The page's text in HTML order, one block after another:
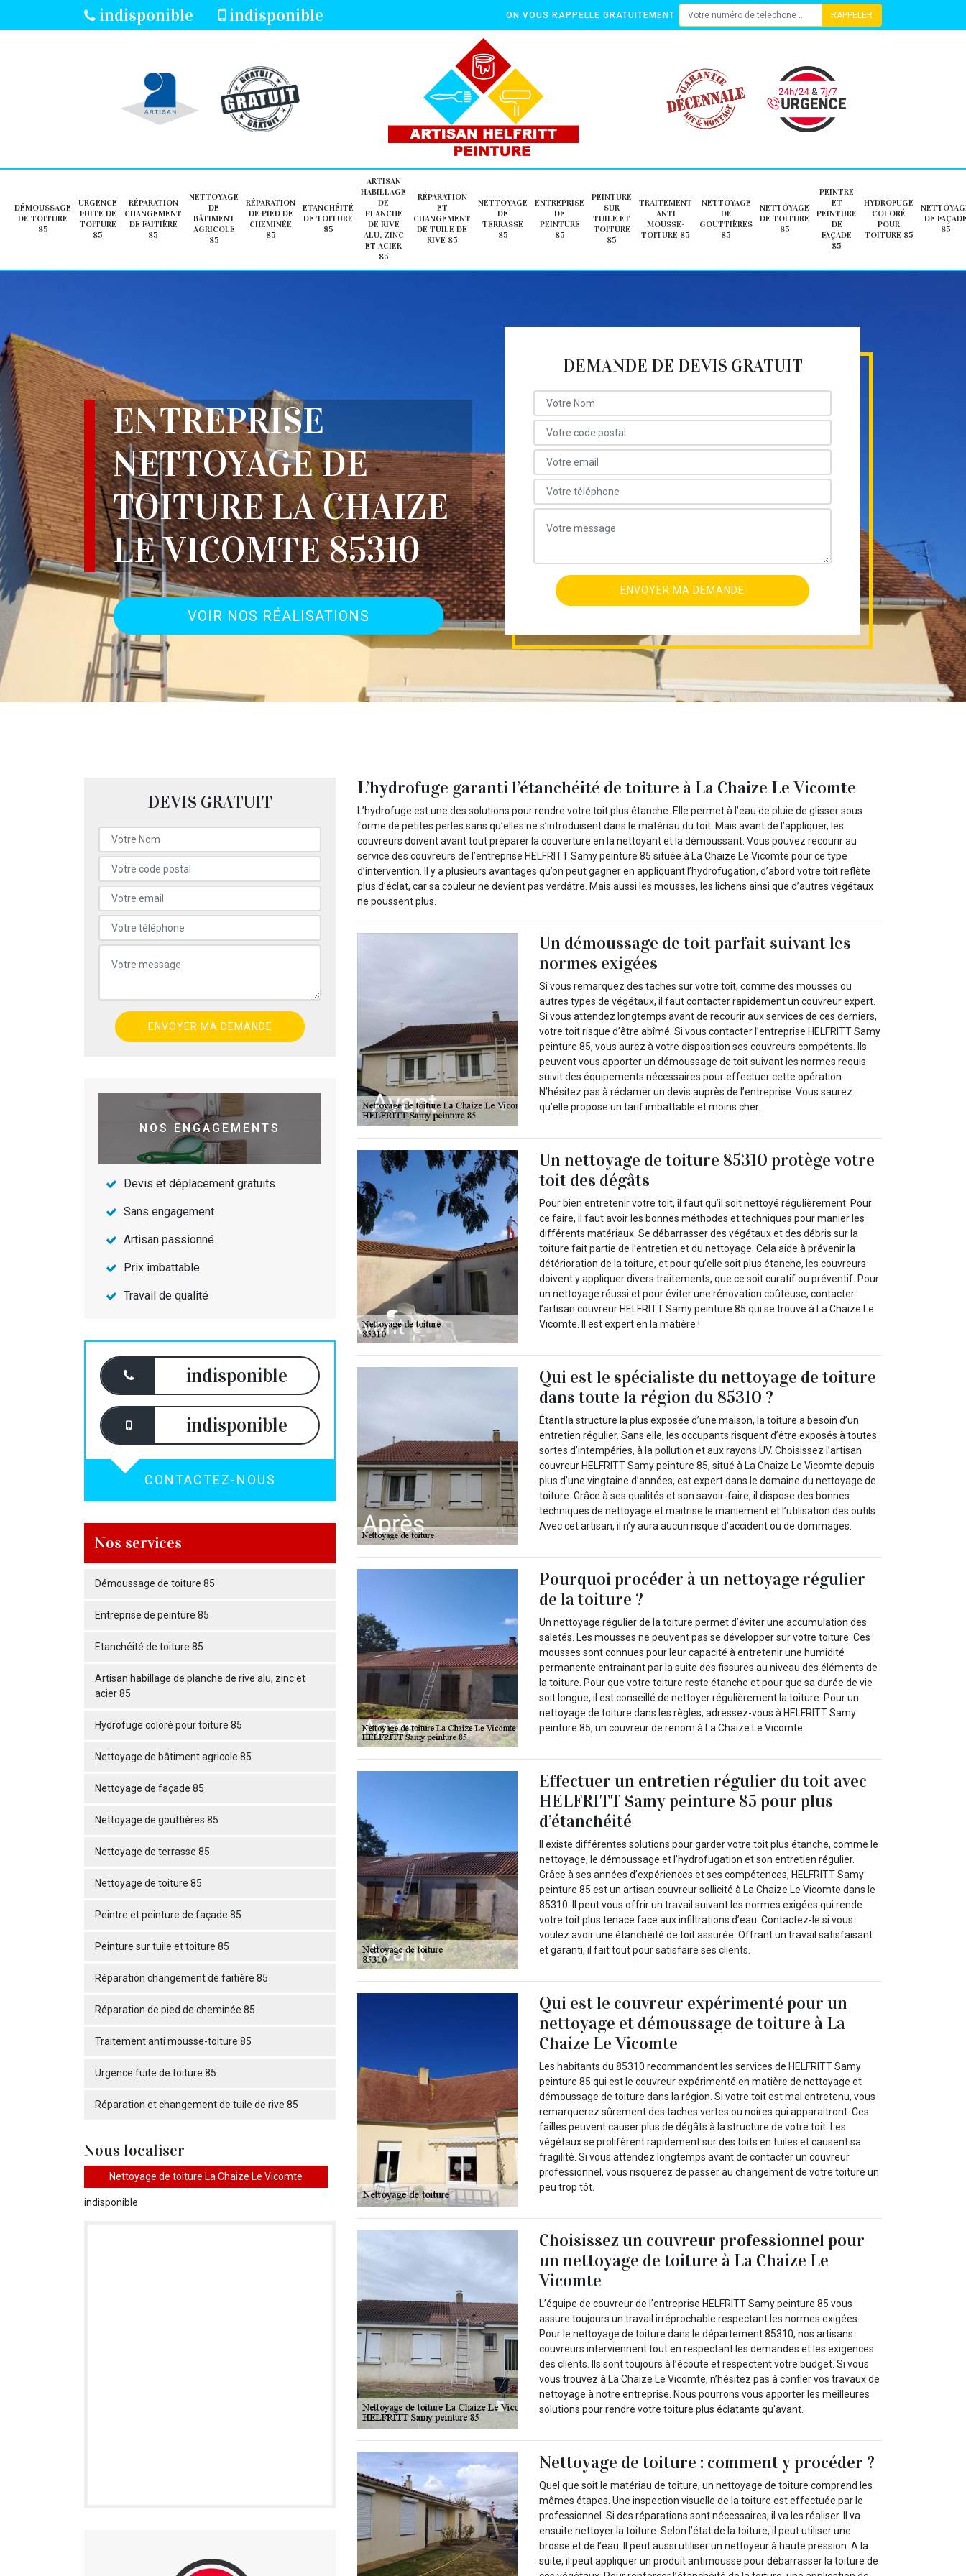
indisponible indisponible ON VOUS RAPPELLE GRATUITEMENT
DÉMOUSSAGE
DE TOITURE
85
URGENCE
FUITE DE
TOITURE
85
RÉPARATION
CHANGEMENT
DE FAITIÈRE
85
NETTOYAGE
DE
BÂTIMENT
AGRICOLE
85
RÉPARATION
DE PIED DE
CHEMINÉE
85
ETANCHÉITÉ
DE TOITURE
85
ARTISAN
HABILLAGE
DE
PLANCHE
DE RIVE
ALU, ZINC
ET ACIER
85
RÉPARATION
ET
CHANGEMENT
DE TUILE DE
RIVE 85
NETTOYAGE
DE
TERRASSE
85
ENTREPRISE
DE
PEINTURE
85
PEINTURE
SUR
TUILE ET
TOITURE
85
TRAITEMENT
ANTI
MOUSSE-
TOITURE 85
NETTOYAGE
DE
GOUTTIÈRES
85
NETTOYAGE
DE TOITURE
85
PEINTRE
ET
PEINTURE
DE
FAÇADE
85
HYDROFUGE
COLORÉ
POUR
TOITURE 85
DE
85
ENTREPRISE
NETTOYAGE DE
TOITURE LA CHAIZE
LE VICOMTE 85310
VOIR NOS RÉALISATIONS
DEMANDE DE DEVIS GRATUIT
DEVIS GRATUIT
NOS ENGAGEMENTS
Devis et déplacement gratuits
Sans engagement
Artisan passionné
Prix imbattable
Travail de qualité
indisponible
indisponible
CONTACTEZ-NOUS
Nos services
Démoussage de toiture 85
Entreprise de peinture 85
Etanchéité de toiture 85
Artisan habillage de planche de rive alu, zinc et
acier 85
Hydrofuge coloré pour toiture 85
Nettoyage de bâtiment agricole 85
Nettoyage de façade 85
Nettoyage de gouttières 85
Nettoyage de terrasse 85
Nettoyage de toiture 85
Peintre et peinture de façade 85
Peinture sur tuile et toiture 85
Réparation changement de faitière 85
Réparation de pied de cheminée 85
Traitement anti mousse-toiture 85
Urgence fuite de toiture 85
Réparation et changement de tuile de rive 85
Nous localiser
Nettoyage de toiture La Chaize Le Vicomte
indisponible
L’hydrofuge garanti l’étanchéité de toiture à La Chaize Le Vicomte
L’hydrofuge est une des solutions pour rendre votre toit plus étanche. Elle permet à l’eau de pluie de glisser sous
forme de petites perles sans qu’elles ne s’introduisent dans le matériau du toit. Mais avant de l’appliquer, les
couvreurs doivent avant tout préparer la couverture en la nettoyant et la démoussant. Vous pouvez recourir au
service des couvreurs de l’entreprise HELFRITT Samy peinture 85 située à La Chaize Le Vicomte pour ce type
d’intervention. Il y a plusieurs avantages qu’on peut gagner en appliquant l’hydrofugation, d’abord votre toit reflète
plus d’éclat, car sa couleur ne devient pas verdâtre. Mais aussi les mousses, les lichens ainsi que d’autres végétaux
ne poussent plus.
Un démoussage de toit parfait suivant les
normes exigées
Si vous remarquez des taches sur votre toit, comme des mousses ou
autres types de végétaux, il faut contacter rapidement un couvreur expert.
Si vous attendez longtemps avant de recourir aux services de ces derniers,
votre toit risque d’être abîmé. Si vous contacter l’entreprise HELFRITT Samy
peinture 85, vous aurez à votre disposition ses couvreurs compétents. Ils
peuvent vous apporter un démoussage de toit suivant les normes requis
suivit des équipements nécessaires pour effectuer cette opération.
N’hésitez pas à réclamer un devis auprès de l’entreprise. Vous saurez
qu’elle propose un tarif imbattable et moins cher.
Un nettoyage de toiture 85310 protège votre
toit des dégâts
Pour bien entretenir votre toit, il faut qu’il soit nettoyé régulièrement. Pour
ce faire, il faut avoir les bonnes méthodes et techniques pour manier les
différents matériaux. Se débarrasser des végétaux et des débris sur la
toiture fait partie de l’entretien et du nettoyage. Cela aide à prévenir la
détérioration de la toiture, et pour qu’elle soit plus étanche, les couvreurs
doivent y appliquer divers traitements, que ce soit curatif ou préventif. Pour
un nettoyage réussi et pour éviter une rénovation coûteuse, contacter
l’artisan couvreur HELFRITT Samy peinture 85 qui se trouve à La Chaize Le
Vicomte. Il est expert en la matière !
Qui est le spécialiste du nettoyage de toiture
dans toute la région du 85310 ?
Étant la structure la plus exposée d’une maison, la toiture a besoin d’un
entretien régulier. Sans elle, les occupants risquent d’être exposés à toutes
sortes d’intempéries, à la pollution et aux rayons UV. Choisissez l’artisan
couvreur HELFRITT Samy peinture 85, situé à La Chaize Le Vicomte depuis
plus d’une vingtaine d’années, est expert dans le domaine du nettoyage de
toiture. Grâce à ses qualités et son savoir-faire, il dispose des bonnes
techniques de nettoyage et maitrise le maniement et l’utilisation des outils.
Avec cet artisan, il n’y aura aucun risque d’accident ou de dommages.
Pourquoi procéder à un nettoyage régulier
de la toiture ?
Un nettoyage régulier de la toiture permet d’éviter une accumulation des
saletés. Les mousses ne peuvent pas se développer sur votre toiture. Ces
mousses sont connues pour leur capacité à entretenir une humidité
permanente entrainant par la suite des fissures au niveau des éléments de
la toiture. Pour que votre toiture reste étanche et pour que sa durée de vie
soit longue, il est conseillé de nettoyer régulièrement la toiture. Pour un
nettoyage de toiture dans les règles, adressez-vous à HELFRITT Samy
peinture 85, un couvreur de renom à La Chaize Le Vicomte.
Effectuer un entretien régulier du toit avec
HELFRITT Samy peinture 85 pour plus
d’étanchéité
Il existe différentes solutions pour garder votre toit plus étanche, comme le
nettoyage, le démoussage et l’hydrofugation et son entretien régulier.
Grâce à ses années d’expériences et ses compétences, HELFRITT Samy
peinture 85 est un artisan couvreur sollicité à La Chaize Le Vicomte dans le
85310. Il peut vous offrir un travail suivant les normes exigées qui rende
votre toit plus tenace face aux infiltrations d’eau. Contactez-le si vous
voulez avoir une étanchéité de toit assurée. Offrant un travail satisfaisant
et garanti, il fait tout pour satisfaire ses clients.
Qui est le couvreur expérimenté pour un
nettoyage et démoussage de toiture à La
Chaize Le Vicomte
Les habitants du 85310 recommandent les services de HELFRITT Samy
peinture 85 qui est le couvreur expérimenté en matière de nettoyage et
démoussage de toiture dans la région. Si votre toit est mal entretenu, vous
remarquerez sûrement des taches vertes ou noires qui apparaitront. Ces
failles peuvent causer plus de dégâts à la structure de votre toit. Les
végétaux se prolifèrent rapidement sur des toits en tuiles et causent sa
fragilité. Si vous attendez longtemps avant de contacter un couvreur
professionnel, vous risquerez de passer au changement de votre toiture un
peu trop tôt.
Choisissez un couvreur professionnel pour
un nettoyage de toiture à La Chaize Le
Vicomte
L’équipe de couvreur de l’entreprise HELFRITT Samy peinture 85 vous
assure toujours un travail irréprochable respectant les normes exigées.
Pour le nettoyage de toiture dans le département 85310, nos artisans
couvreurs interviennent tout en respectant les demandes et les exigences
des clients. Ils sont toujours à l’écoute et respectent votre budget. Si vous
vous trouvez à La Chaize Le Vicomte, n’hésitez pas à confier vos travaux de
nettoyage à notre entreprise. Nous pourrons vous apporter les meilleures
solutions pour rendre votre toiture plus éclatante qu'avant.
Nettoyage de toiture : comment y procéder ?
Quel que soit le matériau de toiture, un nettoyage de toiture comprend les
mêmes étapes. Une inspection visuelle de la toiture est effectuée par le
professionnel. Si des réparations sont nécessaires, il va les réaliser. Il va
ensuite nettoyer la toiture. Selon l’état de la toiture, il peut utiliser une
brosse et de l’eau. Il peut aussi utiliser un nettoyeur à haute pression. A la
suite, il peut appliquer un produit antimousse pour débarrasser la toiture de